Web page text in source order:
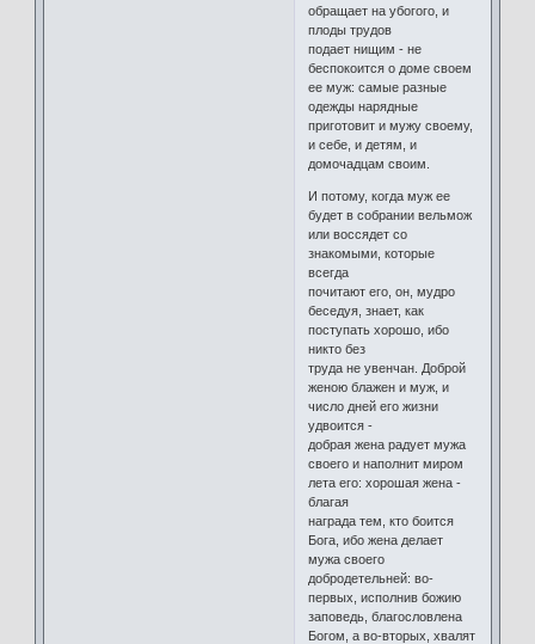
обращает на убогого, и
плоды трудов
подает нищим - не
беспокоится о доме своем
ее муж: самые разные
одежды нарядные
приготовит и мужу своему,
и себе, и детям, и
домочадцам своим.
И потому, когда муж ее
будет в собрании вельмож
или воссядет со
знакомыми, которые
всегда
почитают его, он, мудро
беседуя, знает, как
поступать хорошо, ибо
никто без
труда не увенчан. Доброй
женою блажен и муж, и
число дней его жизни
удвоится -
добрая жена радует мужа
своего и наполнит миром
лета его: хорошая жена -
благая
награда тем, кто боится
Бога, ибо жена делает
мужа своего
добродетельней: во-
первых, исполнив божию
заповедь, благословлена
Богом, а во-вторых, хвалят